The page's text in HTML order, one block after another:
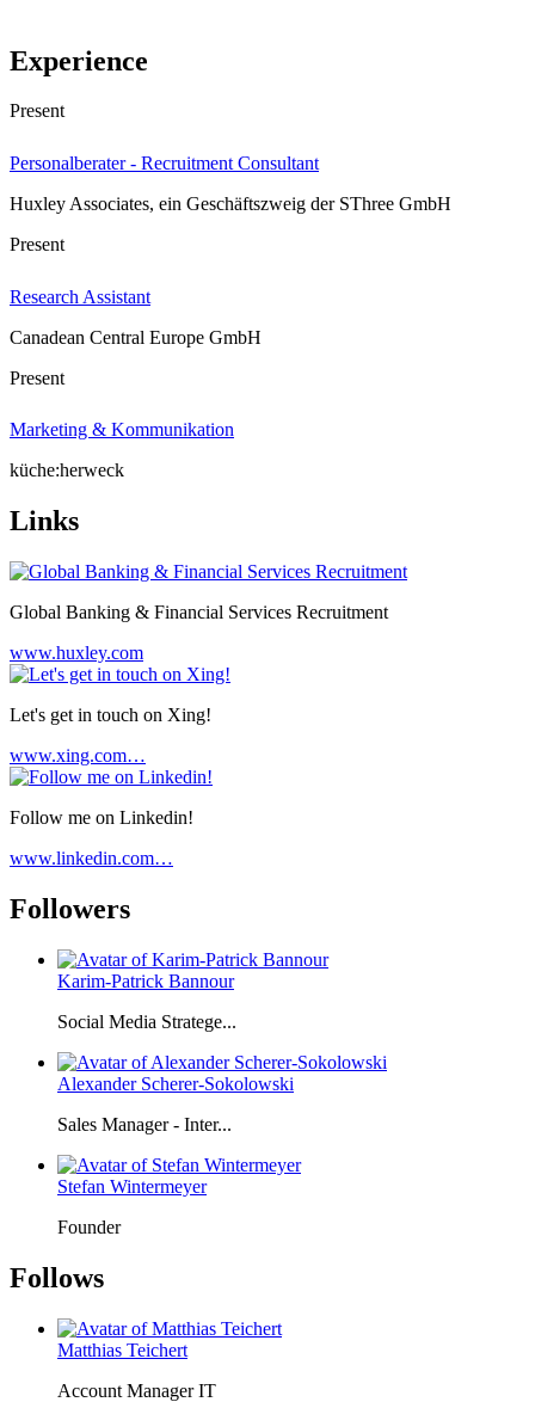
Experience
Present
Personalberater - Recruitment Consultant
Huxley Associates, ein Geschäftszweig der SThree GmbH
Present
Research Assistant
Canadean Central Europe GmbH
Present
Marketing & Kommunikation
küche:herweck
Links
Global Banking & Financial Services Recruitment
www.huxley.com
Let's get in touch on Xing!
www.xing.com…
Follow me on Linkedin!
www.linkedin.com…
Followers
Karim-Patrick Bannour
Social Media Stratege...
Alexander Scherer-Sokolowski
Sales Manager - Inter...
Stefan Wintermeyer
Founder
Follows
Matthias Teichert
Account Manager IT